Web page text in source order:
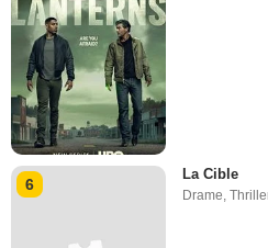
6
La Cible
Drame,